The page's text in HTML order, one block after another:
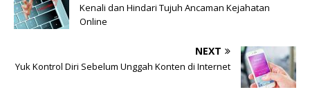
Kenali dan Hindari Tujuh Ancaman Kejahatan
Online
NEXT
Yuk Kontrol Diri Sebelum Unggah Konten di Internet